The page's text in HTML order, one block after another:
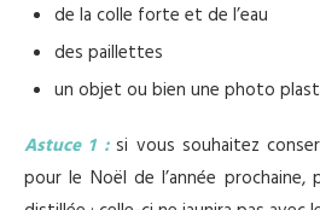
de la colle forte et de l’eau
des paillettes
un objet ou bien une photo
Astuce 1 :si vous souhaitez
pour le Noël de l’année prochaine,